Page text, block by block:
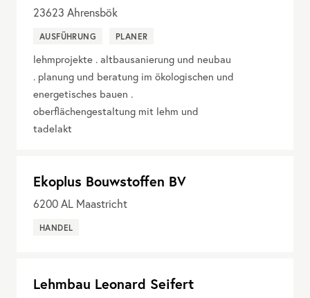
23623 Ahrensbök
AUSFÜHRUNG PLANER
lehmprojekte . altbausanierung und neubau
. planung und beratung im ökologischen und
energetisches bauen .
oberflächengestaltung mit lehm und
tadelakt
Ekoplus Bouwstoffen BV
6200AL Maastricht
HANDEL
Lehmbau Leonard Seifert